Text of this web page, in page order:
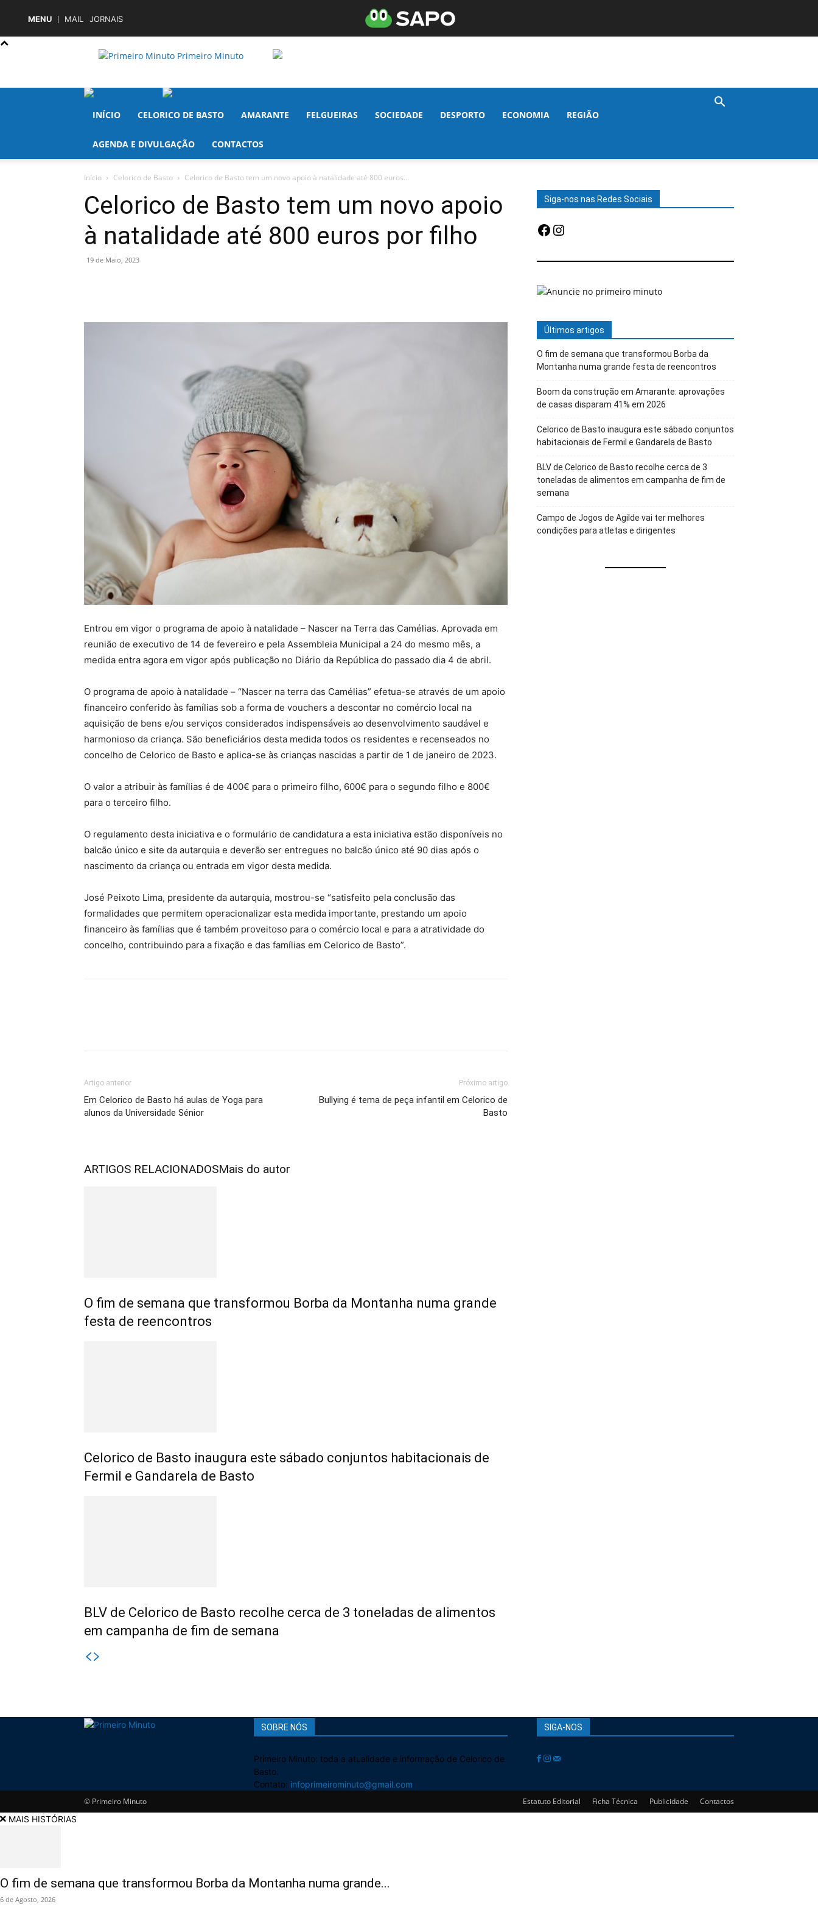
MENU MAIL JORNAIS
Primeiro Minuto
INÍCIO CELORICO DE BASTO AMARANTE FELGUEIRAS SOCIEDADE DESPORTO ECONOMIA REGIÃO
AGENDA E DIVULGAÇÃO CONTACTOS
Início Celorico de Basto Celorico de Basto tem um novo apoio à natalidade até 800 euros...
Celorico de Basto tem um novo apoio
à natalidade até 800 euros por filho
19 de Maio, 2023
Entrou em vigor o programa de apoio à natalidade – Nascer na Terra das Camélias. Aprovada em
reunião de executivo de 14 de fevereiro e pela Assembleia Municipal a 24 do mesmo mês, a
medida entra agora em vigor após publicação no Diário da República do passado dia 4 de abril.
O programa de apoio à natalidade – “Nascer na terra das Camélias” efetua-se através de um apoio
financeiro conferido às famílias sob a forma de vouchers a descontar no comércio local na
aquisição de bens e/ou serviços considerados indispensáveis ao desenvolvimento saudável e
harmonioso da criança. São beneficiários desta medida todos os residentes e recenseados no
concelho de Celorico de Basto e aplica-se às crianças nascidas a partir de 1 de janeiro de 2023.
O valor a atribuir às famílias é de 400€ para o primeiro filho, 600€ para o segundo filho e 800€
para o terceiro filho.
O regulamento desta iniciativa e o formulário de candidatura a esta iniciativa estão disponíveis no
balcão único e site da autarquia e deverão ser entregues no balcão único até 90 dias após o
nascimento da criança ou entrada em vigor desta medida.
José Peixoto Lima, presidente da autarquia, mostrou-se “satisfeito pela conclusão das
formalidades que permitem operacionalizar esta medida importante, prestando um apoio
financeiro às famílias que é também proveitoso para o comércio local e para a atratividade do
concelho, contribuindo para a fixação e das famílias em Celorico de Basto”.
Artigo anterior
Em Celorico de Basto há aulas de Yoga para
alunos da Universidade Sénior
Próximo artigo
Bullying é tema de peça infantil em Celorico de
Basto
ARTIGOS RELACIONADOSMais do autor
O fim de semana que transformou Borba da Montanha numa grande
festa de reencontros
Celorico de Basto inaugura este sábado conjuntos habitacionais de
Fermil e Gandarela de Basto
BLV de Celorico de Basto recolhe cerca de 3 toneladas de alimentos
em campanha de fim de semana
Siga-nos nas Redes Sociais
Facebook
Instagram
Últimos artigos
O fim de semana que transformou Borba da
Montanha numa grande festa de reencontros
Boom da construção em Amarante: aprovações
de casas disparam 41% em 2026
Celorico de Basto inaugura este sábado conjuntos
habitacionais de Fermil e Gandarela de Basto
BLV de Celorico de Basto recolhe cerca de 3
toneladas de alimentos em campanha de fim de
semana
Campo de Jogos de Agilde vai ter melhores
condições para atletas e dirigentes
SOBRE NÓS
Primeiro Minuto: toda a atualidade e informação de Celorico de
Basto.
Contato: infoprimeirominuto@gmail.com
SIGA-NOS
Estatuto Editorial Ficha Técnica Publicidade Contactos
© Primeiro Minuto
MAIS HISTÓRIAS
O fim de semana que transformou Borba da Montanha numa grande...
6 de Agosto, 2026